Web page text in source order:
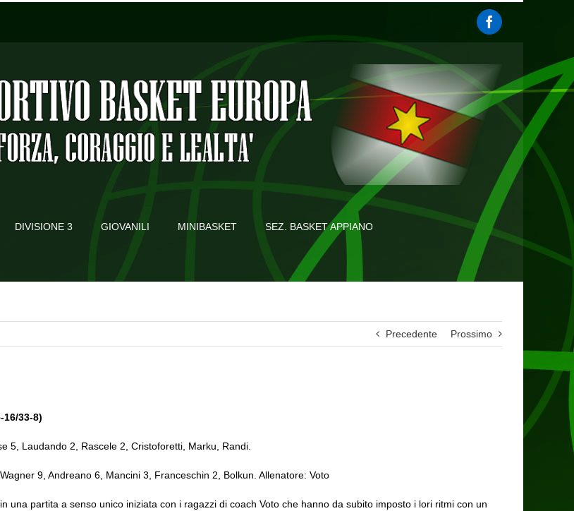
DIVISIONE 3 GIOVANILI MINIBASKET SEZ. BASKET APPIANO
Precedente Prossimo
16/33-8)
5, Laudando 2, Rascele 2, Cristoforetti, Marku, Randi.
9, Andreano 6, Mancini 3, Franceschin 2, Bolkun. Allenatore: Voto
una partita a senso unico iniziata con i ragazzi di coach Voto che hanno da subito imposto i lori ritmi con un